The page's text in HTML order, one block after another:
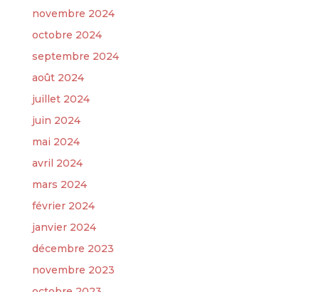
novembre 2024
octobre 2024
septembre 2024
août 2024
juillet 2024
juin 2024
mai 2024
avril 2024
mars 2024
février 2024
janvier 2024
décembre 2023
novembre 2023